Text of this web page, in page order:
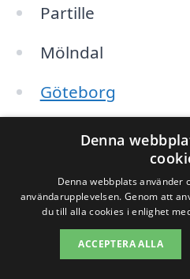
Partille
Mölndal
Göteborg
Askim
Fjällbo
Torslanda
Denna
Denna webbplats använder
användarupplevelsen. Genom att
du till alla cookies i enlighet
ACCEPTERA ALLA